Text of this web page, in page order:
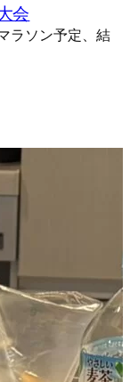
会
ラソン予定、結